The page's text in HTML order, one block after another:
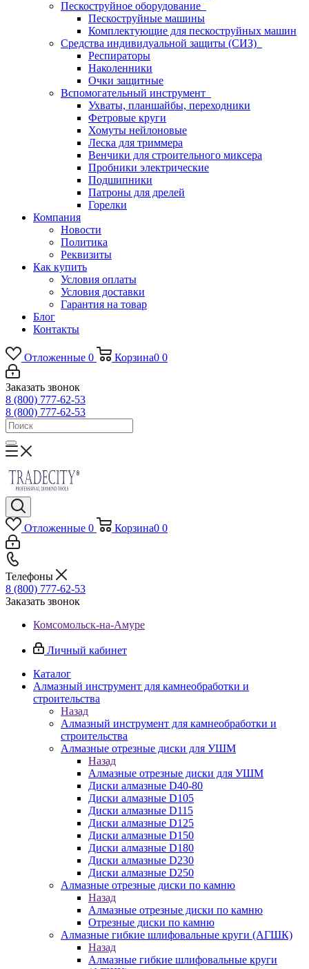
Пескоструйное оборудование
Пескоструйные машины
Комплектующие для пескоструйных машин
Средства индивидуальной защиты (СИЗ)
Респираторы
Наколенники
Очки защитные
Вспомогательный инструмент
Ухваты, планшайбы, переходники
Фетровые круги
Хомуты нейлоновые
Леска для триммера
Венчики для строительного миксера
Пробники электрические
Подшипники
Патроны для дрелей
Горелки
Компания
Новости
Политика
Реквизиты
Как купить
Условия оплаты
Условия доставки
Гарантия на товар
Блог
Контакты
Отложенные 0 Корзина0 0
Заказать звонок
8 (800) 777-62-53
8 (800) 777-62-53
Отложенные 0 Корзина0 0
Телефоны
8 (800) 777-62-53
Заказать звонок
Комсомольск-на-Амуре
Личный кабинет
Каталог
Алмазный инструмент для камнеобработки и
строительства
Назад
Алмазный инструмент для камнеобработки и
строительства
Алмазные отрезные диски для УШМ
Назад
Алмазные отрезные диски для УШМ
Диски алмазные D40-80
Диски алмазные D105
Диски алмазные D115
Диски алмазные D125
Диски алмазные D150
Диски алмазные D180
Диски алмазные D230
Диски алмазные D250
Алмазные отрезные диски по камню
Назад
Алмазные отрезные диски по камню
Отрезные диски по камню
Алмазные гибкие шлифовальные круги (АГШК)
Назад
Алмазные гибкие шлифовальные круги